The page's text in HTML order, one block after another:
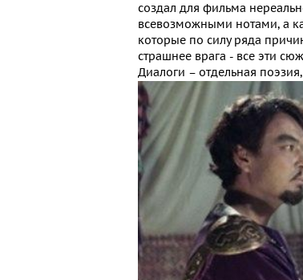
создал для фильма
всевозможными нотами, а
которые по силу ряда
страшнее врага - все эти
Диалоги – отдельная